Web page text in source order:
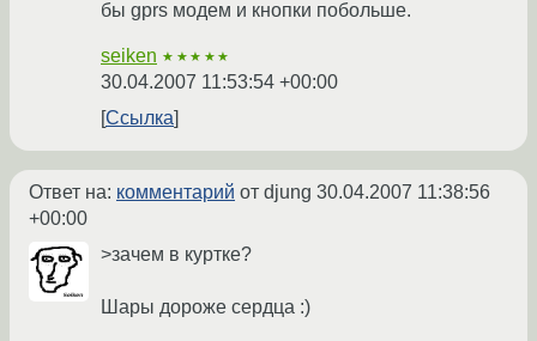
бы gprs модем и кнопки побольше.
seiken ★★★★★
30.04.2007 11:53:54 +00:00
Ссылка
Ответ на: комментарий от djung 30.04.2007 11:38:56
+00:00
>зачем в куртке?
Шары дороже сердца :)